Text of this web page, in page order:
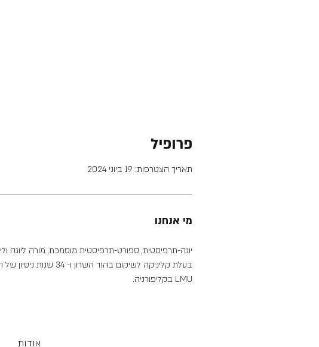
פרופיל
תאריך הצטרפות: 19 ביוני 2024
מי אנחנו
יוגה-תרפיסטית, ספורט-תרפיסטית מוסמכת, מורה ליוגה
בעלת קליניקה
LMU בקליפורניה.
אודות